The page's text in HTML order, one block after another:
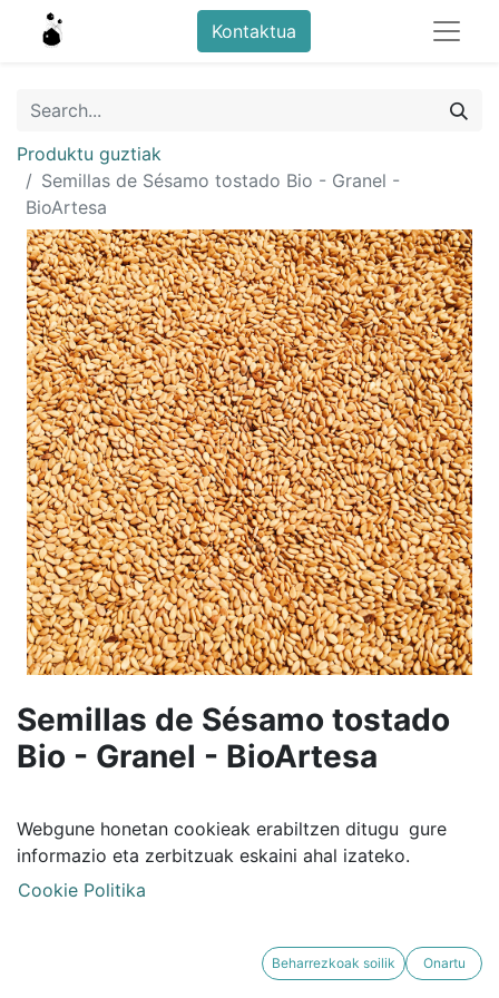
Kontaktua
Produktu guztiak
Semillas de Sésamo tostado Bio - Granel -
BioArtesa
Semillas de Sésamo tostado
Bio - Granel - BioArtesa
Webgune honetan cookieak erabiltzen ditugu gure
informazio eta zerbitzuak eskaini ahal izateko.
Cookie Politika
Beharrezkoak soilik Onartu